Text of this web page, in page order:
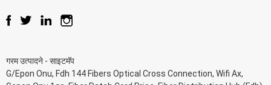
गरम उत्पादने - साइटमॅप
G/Epon Onu, Fdh 144 Fibers Optical Cross Connection, Wifi Ax,